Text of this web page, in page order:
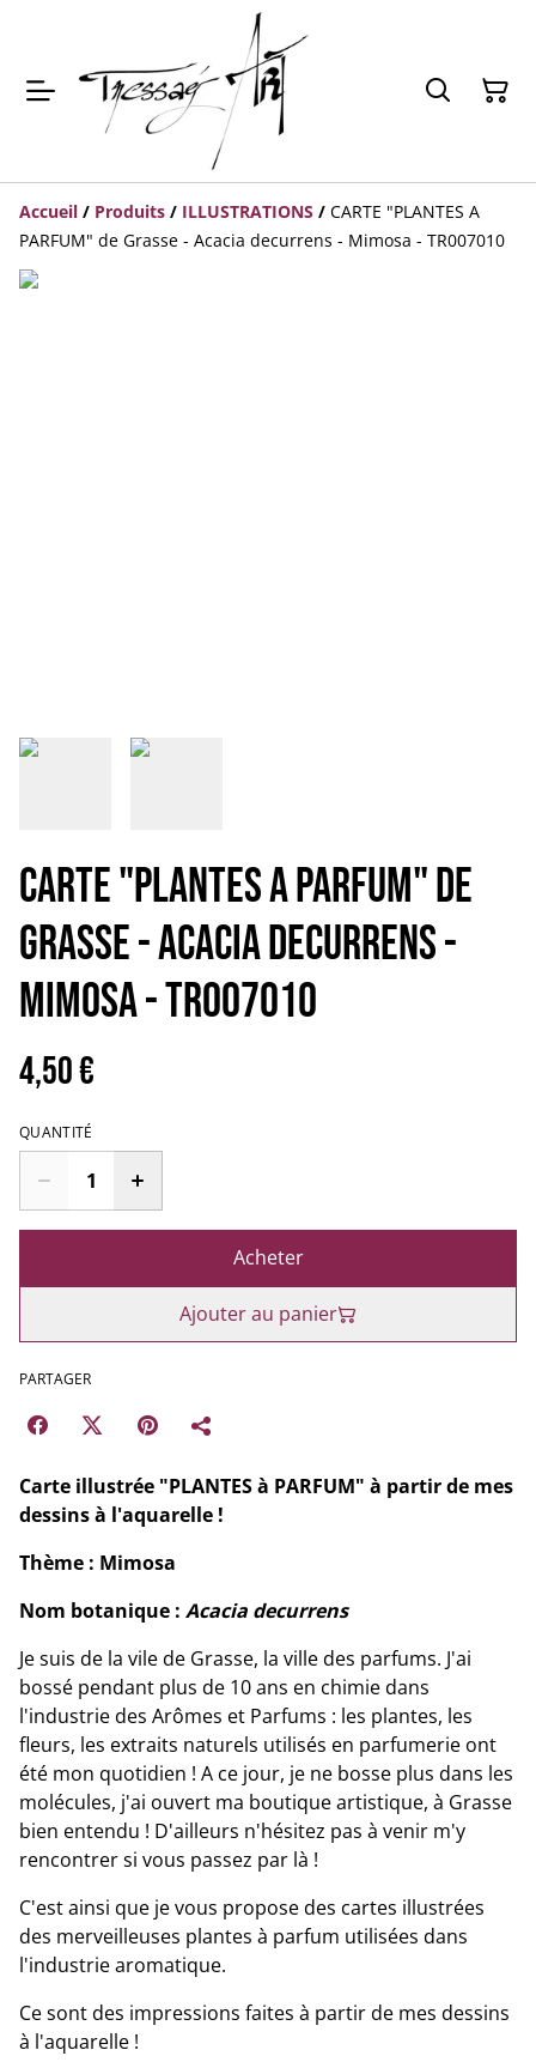
Accueil / Produits / ILLUSTRATIONS / CARTE "PLANTES A
PARFUM" de Grasse - Acacia decurrens - Mimosa - TR007010
CARTE "PLANTES A PARFUM" de
Grasse - Acacia decurrens -
Mimosa - TR007010
4,50 €
QUANTITÉ
Acheter
Ajouter au panier
PARTAGER
Carte illustrée "PLANTES à PARFUM" à partir de mes
dessins à l'aquarelle !
Thème : Mimosa
Nom botanique : Acacia decurrens
Je suis de la vile de Grasse, la ville des parfums. J'ai
bossé pendant plus de 10 ans en chimie dans
l'industrie des Arômes et Parfums : les plantes, les
fleurs, les extraits naturels utilisés en parfumerie ont
été mon quotidien ! A ce jour, je ne bosse plus dans les
molécules, j'ai ouvert ma boutique artistique, à Grasse
bien entendu ! D'ailleurs n'hésitez pas à venir m'y
rencontrer si vous passez par là !
C'est ainsi que je vous propose des cartes illustrées
des merveilleuses plantes à parfum utilisées dans
l'industrie aromatique.
Ce sont des impressions faites à partir de mes dessins
à l'aquarelle !